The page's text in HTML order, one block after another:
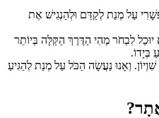
עַל מְנַת לְקַדֵּם וּלְהַנְגִישׁ אֶת
לִבְחֹר מַהִי הַדֶּרֶךְ הַקַּלָּה בְּיוֹתֵר
בְּיָדוֹ.
וְאָנוּ נַעֲשָׂה הַכֹּל עַל מְנַת לְהַגִּיעַ